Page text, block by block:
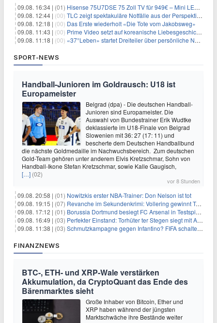
09.08. 16:34 | (01) Hisense 75U7DSE 75 Zoll TV für 949€ – Mini LED, 144Hz, 2026
09.08. 12:44 | (00) TLC zeigt spektakuläre Notfälle aus der Perspektive der Patienten
09.08. 12:18 | (00) Das Erste wiederholt «Die Tote vom Jakobsweg»
09.08. 11:43 | (00) Prime Video setzt auf koreanische Liebesgeschichte
09.08. 11:18 | (00) «37°Leben» startet Dreiteiler über persönliche Neuanfänge
SPORT-NEWS
Handball-Junioren im Goldrausch: U18 ist
Europameister
Belgrad (dpa) - Die deutschen Handball-
Junioren sind Europameister. Die
Auswahl von Bundestrainer Erik Wudtke
deklassierte im U18-Finale von Belgrad
Slowenien mit 36: 27 (17: 11) und
bescherte dem Deutschen Handballbund
die nächste Goldmedaille im Nachwuchsbereich. Zum deutschen
Gold-Team gehören unter anderem Elvis Kretzschmar, Sohn von
Handball-Ikone Stefan Kretzschmar, sowie Kalle Gaugisch,
[…] (02)
vor 8 Stunden
09.08. 20:58 | (01) Nowitzkis erster NBA-Trainer: Don Nelson ist tot
09.08. 19:15 | (07) Revanche im Sekundenkrimi: Vollering gewinnt Tour
09.08. 17:12 | (01) Borussia Dortmund besiegt FC Arsenal in Testspiel mit 3:2
09.08. 16:49 | (03) Perfekter Einstand: Torhüter ter Stegen siegt mit Ajax
09.08. 11:38 | (03) Schmutzkampagne gegen Infantino? FIFA schaltet auf Angriff
FINANZNEWS
BTC-, ETH- und XRP-Wale verstärken
Akkumulation, da CryptoQuant das Ende des
Bärenmarktes sieht
Große Inhaber von Bitcoin, Ether und
XRP haben während der jüngsten
Marktschwäche ihre Bestände weiter